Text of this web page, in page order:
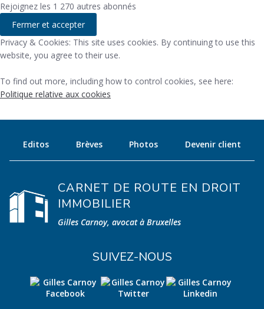
Rejoignez les 1 270 autres abonnés
Privacy & Cookies: This site uses cookies. By continuing to use this
website, you agree to their use.
To find out more, including how to control cookies, see here:
Politique relative aux cookies
Editos Brèves Photos Devenir client
CARNET DE ROUTE EN DROIT
IMMOBILIER
Gilles Carnoy, avocat à Bruxelles
SUIVEZ-NOUS